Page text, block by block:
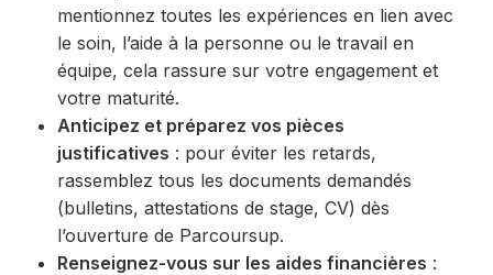
mentionnez toutes les expériences en lien avec
le soin, l’aide à la personne ou le travail en
équipe, cela rassure sur votre engagement et
votre maturité.
Anticipez et préparez vos pièces
justificatives : pour éviter les retards,
rassemblez tous les documents demandés
(bulletins, attestations de stage, CV) dès
l’ouverture de Parcoursup.
Renseignez-vous sur les aides financières :